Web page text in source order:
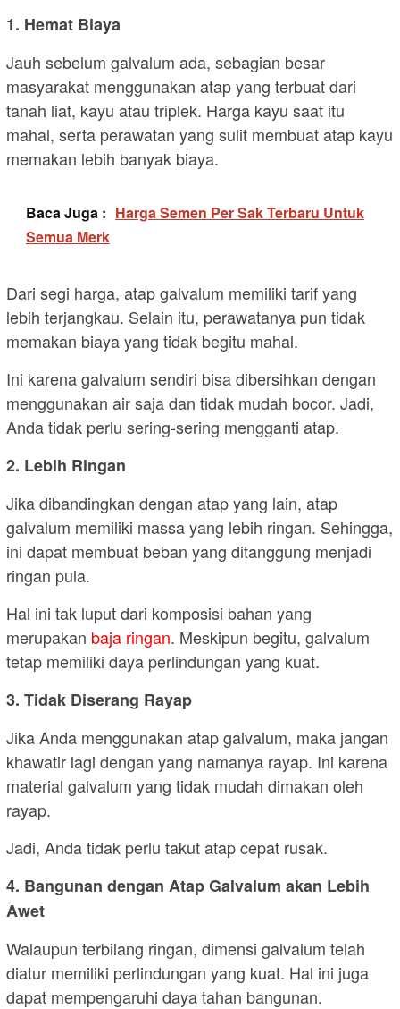
1. Hemat Biaya
Jauh sebelum galvalum ada, sebagian besar
masyarakat menggunakan atap yang terbuat dari
tanah liat, kayu atau triplek. Harga kayu saat itu
mahal, serta perawatan yang sulit membuat atap kayu
memakan lebih banyak biaya.
Baca Juga : Harga Semen Per Sak Terbaru Untuk
Semua Merk
Dari segi harga, atap galvalum memiliki tarif yang
lebih terjangkau. Selain itu, perawatanya pun tidak
memakan biaya yang tidak begitu mahal.
Ini karena galvalum sendiri bisa dibersihkan dengan
menggunakan air saja dan tidak mudah bocor. Jadi,
Anda tidak perlu sering-sering mengganti atap.
2. Lebih Ringan
Jika dibandingkan dengan atap yang lain, atap
galvalum memiliki massa yang lebih ringan. Sehingga,
ini dapat membuat beban yang ditanggung menjadi
ringan pula.
Hal ini tak luput dari komposisi bahan yang
merupakan baja ringan. Meskipun begitu, galvalum
tetap memiliki daya perlindungan yang kuat.
3. Tidak Diserang Rayap
Jika Anda menggunakan atap galvalum, maka jangan
khawatir lagi dengan yang namanya rayap. Ini karena
material galvalum yang tidak mudah dimakan oleh
rayap.
Jadi, Anda tidak perlu takut atap cepat rusak.
4. Bangunan dengan Atap Galvalum akan Lebih
Awet
Walaupun terbilang ringan, dimensi galvalum telah
diatur memiliki perlindungan yang kuat. Hal ini juga
dapat mempengaruhi daya tahan bangunan.